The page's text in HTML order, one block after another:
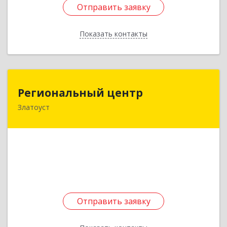
Отправить заявку
Показать контакты
Отправить заявку
Назад
Региональный центр
Златоуст
Отправить заявку
Региональный центр
456227, Челябинская обл, Златоуст г, Мира пр-
Отправить заявку